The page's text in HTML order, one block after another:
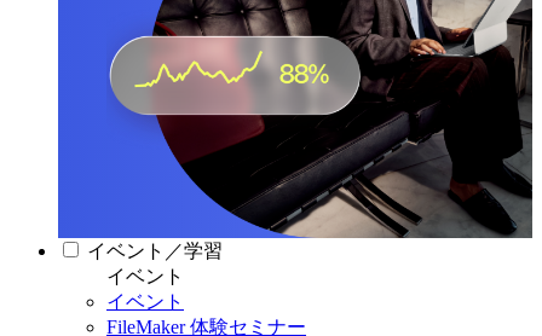
イベント／学習
イベント
イベント
FileMaker 体験セミナー